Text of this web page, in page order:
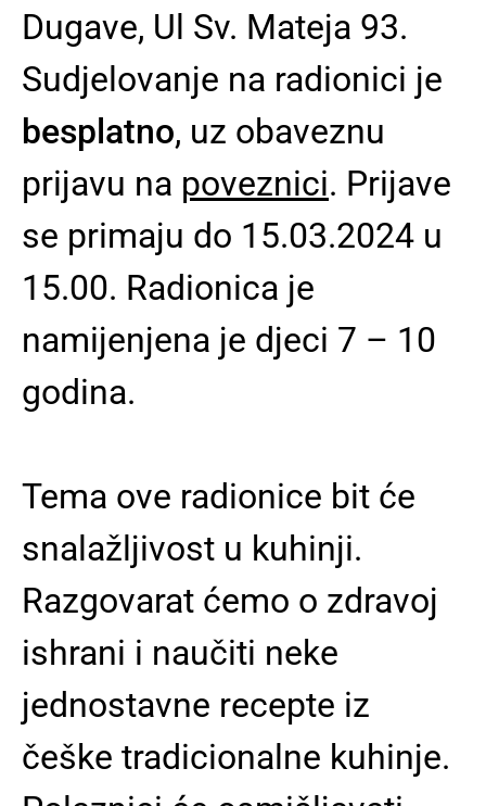
Dugave, Ul Sv. Mateja 93.
Sudjelovanje na radionici je
besplatno, uz obaveznu
prijavu na poveznici. Prijave
se primaju do 15.03.2024 u
15.00. Radionica je
namijenjena je djeci 7 – 10
godina.
Tema ove radionice bit će
snalažljivost u kuhinji.
Razgovarat ćemo o zdravoj
ishrani i naučiti neke
jednostavne recepte iz
češke tradicionalne kuhinje.